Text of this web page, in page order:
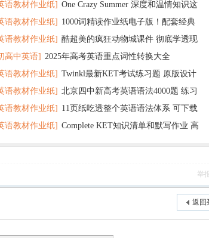
语教材作业纸] One Crazy Summer 深度和温情知识这
暑假读太应景了
语教材作业纸] 1000词精读作业纸电子版！配套经典
材超好用
语教材作业纸] 酷超美的疯狂动物城课件 彻底学透现
完成时
高中英语] 2025年高考英语重点词性转换大全
语教材作业纸] Twinkl最新KET考试练习题 原版设计
语教材作业纸] 北京四中新高考英语语法4000题 练习
可下载打印
语教材作业纸] 11页纸吃透整个英语语法体系 可下载
印
语教材作业纸] Complete KET知识清单和默写作业 高
举
返回